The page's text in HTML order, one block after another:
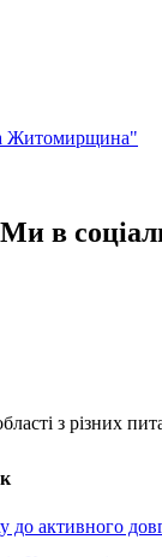
Житомирщина"
Ми в
з різних
до активного